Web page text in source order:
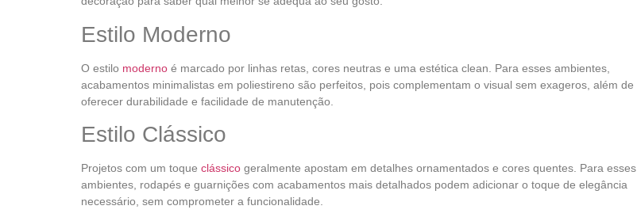
Estilo Moderno
O estilo moderno é marcado por linhas retas, cores neutras e uma estética clean. Para esses ambientes,
acabamentos minimalistas em poliestireno são perfeitos, pois complementam o visual sem exageros, além de
oferecer durabilidade e facilidade de manutenção.
Estilo Clássico
Projetos com um toque clássico geralmente apostam em detalhes ornamentados e cores quentes. Para esses
ambientes, rodapés e guarnições com acabamentos mais detalhados podem adicionar o toque de elegância
necessário, sem comprometer a funcionalidade.